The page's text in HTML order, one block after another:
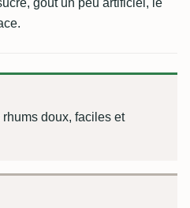
goût un peu artificiel, le
doux, faciles et